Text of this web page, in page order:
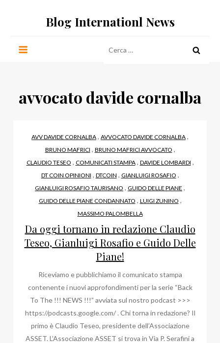
Blog Internationl News
per:
avvocato davide cornalba
AVV DAVIDE CORNALBA , AVVOCATO DAVIDE CORNALBA ,
BRUNO MAFRICI , BRUNO MAFRICI AVVOCATO ,
CLAUDIO TESEO , COMUNICATI STAMPA, DAVIDE LOMBARDI ,
DT COIN OPINIONI , DTCOIN , GIANLUIGI ROSAFIO ,
GIANLUIGI ROSAFIO TAURISANO , GUIDO DELLE PIANE ,
GUIDO DELLE PIANE CONDANNATO , LUIGI ZUNINO ,
MASSIMO PALOMBELLA
Da oggi tornano in redazione Claudio
Teseo, Gianluigi Rosafio e Guido Delle
Piane!
Riceviamo e pubblichiamo il comunicato stampa
contenente i nuovi approfondimenti per la serie “Back
To The !!! NEWS !!!” avviata sul nostro podcast >>>
https://podcasts.google.com/ . Chi torna in redazione? Il
primo è Claudio Teseo, presidente dell’Associazione
ASSET. L’Associazione ASSET si trova in Via P. Serafini a